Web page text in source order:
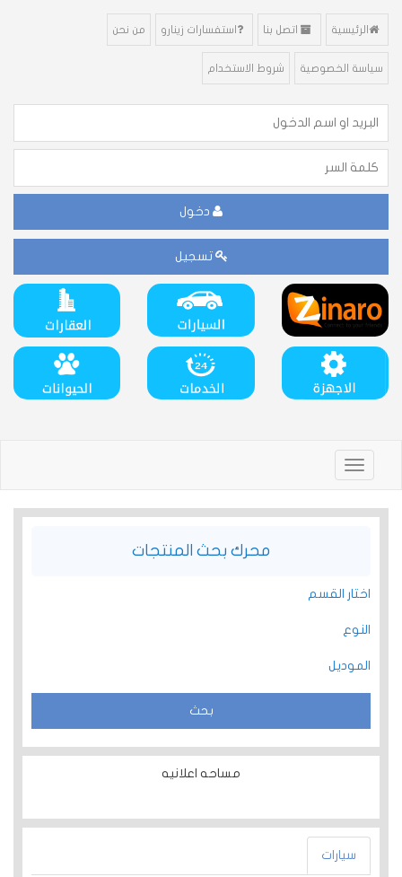
الرئيسية اتصل بنا استفسارات زينارو من نحن
سياسة الخصوصية شروط الاستخدام
دخول
تسجيل
Toggle
navigation
محرك بحث المنتجات
اختار القسم
النوع
الموديل
مساحه اعلانيه
سيارات